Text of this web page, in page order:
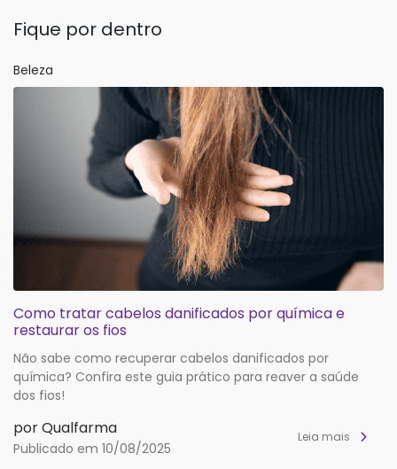
Fique por dentro
Beleza
Como tratar cabelos danificados por química e
restaurar os fios
Não sabe como recuperar cabelos danificados por
química? Confira este guia prático para reaver a saúde
dos fios!
por Qualfarma
Publicado em 10/08/2025
Leia mais